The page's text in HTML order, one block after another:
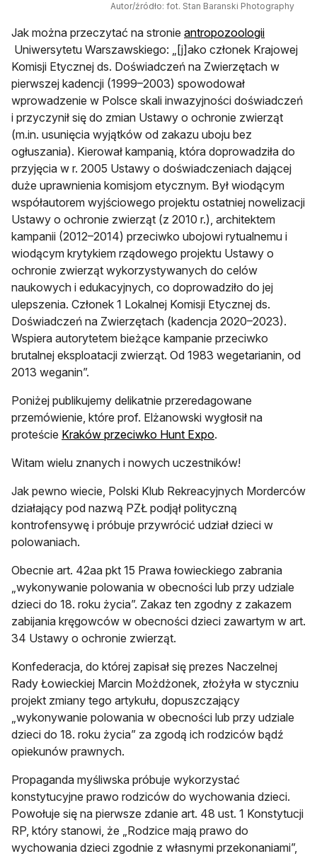
Autor/źródło: fot. Stan Baranski Photography
Jak można przeczytać na stronie antropozoologii
otwiera się w nowej karcie
Uniwersytetu Warszawskiego: „[j]ako członek Krajowej
Komisji Etycznej ds. Doświadczeń na Zwierzętach w
pierwszej kadencji (1999–2003) spowodował
wprowadzenie w Polsce skali inwazyjności doświadczeń
i przyczynił się do zmian Ustawy o ochronie zwierząt
(m.in. usunięcia wyjątków od zakazu uboju bez
ogłuszania). Kierował kampanią, która doprowadziła do
przyjęcia w r. 2005 Ustawy o doświadczeniach dającej
duże uprawnienia komisjom etycznym. Był wiodącym
współautorem wyjściowego projektu ostatniej nowelizacji
Ustawy o ochronie zwierząt (z 2010 r.), architektem
kampanii (2012–2014) przeciwko ubojowi rytualnemu i
wiodącym krytykiem rządowego projektu Ustawy o
ochronie zwierząt wykorzystywanych do celów
naukowych i edukacyjnych, co doprowadziło do jej
ulepszenia. Członek 1 Lokalnej Komisji Etycznej ds.
Doświadczeń na Zwierzętach (kadencja 2020–2023).
Wspiera autorytetem bieżące kampanie przeciwko
brutalnej eksploatacji zwierząt. Od 1983 wegetarianin, od
2013 weganin”.
Poniżej publikujemy delikatnie przeredagowane
przemówienie, które prof. Elżanowski wygłosił na
proteście Kraków przeciwko Hunt Expootwiera się w
.
Witam wielu znanych i nowych uczestników!
Jak pewno wiecie, Polski Klub Rekreacyjnych Morderców
działający pod nazwą PZŁ podjął polityczną
kontrofensywę i próbuje przywrócić udział dzieci w
polowaniach.
Obecnie art. 42aa pkt 15 Prawa łowieckiego zabrania
„wykonywanie polowania w obecności lub przy udziale
dzieci do 18. roku życia”. Zakaz ten zgodny z zakazem
zabijania kręgowców w obecności dzieci zawartym w art.
34 Ustawy o ochronie zwierząt.
Konfederacja, do której zapisał się prezes Naczelnej
Rady Łowieckiej Marcin Możdżonek, złożyła w styczniu
projekt zmiany tego artykułu, dopuszczający
„wykonywanie polowania w obecności lub przy udziale
dzieci do 18. roku życia” za zgodą ich rodziców bądź
opiekunów prawnych.
Propaganda myśliwska próbuje wykorzystać
konstytucyjne prawo rodziców do wychowania dzieci.
Powołuje się na pierwsze zdanie art. 48 ust. 1 Konstytucji
RP, który stanowi, że „Rodzice mają prawo do
wychowania dzieci zgodnie z własnymi przekonaniami”,